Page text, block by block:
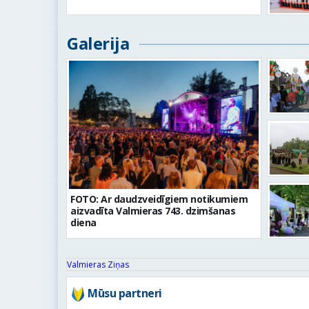
Galerija
FOTO: Ar daudzveidīgiem notikumiem
aizvadīta Valmieras 743. dzimšanas
diena
Valmieras Ziņas
Mūsu partneri